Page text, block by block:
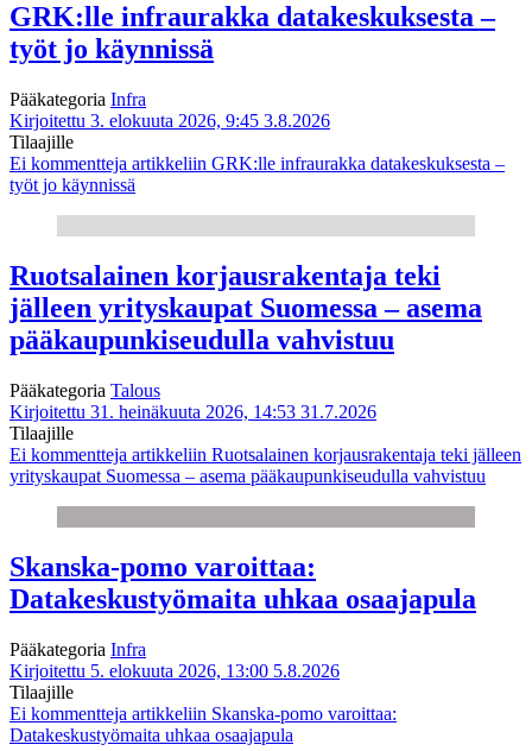
GRK:lle infraurakka datakeskuksesta –
työt jo käynnissä
Pääkategoria Infra
Kirjoitettu 3. elokuuta 2026, 9:45 3.8.2026
Tilaajille
Ei kommentteja artikkeliin GRK:lle infraurakka datakeskuksesta –
työt jo käynnissä
Ruotsalainen korjausrakentaja teki
jälleen yrityskaupat Suomessa – asema
pääkaupunkiseudulla vahvistuu
Pääkategoria Talous
Kirjoitettu 31. heinäkuuta 2026, 14:53 31.7.2026
Tilaajille
Ei kommentteja artikkeliin Ruotsalainen korjausrakentaja teki jälleen
yrityskaupat Suomessa – asema pääkaupunkiseudulla vahvistuu
Skanska-pomo varoittaa:
Datakeskustyömaita uhkaa osaajapula
Pääkategoria Infra
Kirjoitettu 5. elokuuta 2026, 13:00 5.8.2026
Tilaajille
Ei kommentteja artikkeliin Skanska-pomo varoittaa:
Datakeskustyömaita uhkaa osaajapula